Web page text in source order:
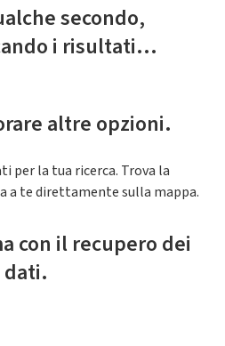
secondo,
i risultati...
altre opzioni.
per la tua ricerca. Trova la
a te direttamente sulla mappa.
con il recupero dei
dati.